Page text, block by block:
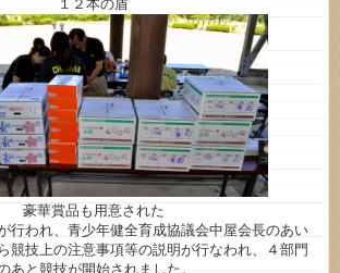
１２本の盾
豪華賞品も用意された
行われ、青少年健全育成協議会中屋会長のあい
競技上の注意事項等の説明が行なわれ、４部門
あと競技が開始されました。